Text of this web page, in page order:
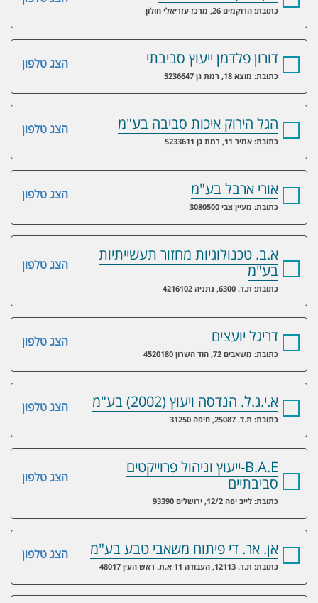
כתובת: הרוקמים 26, מרכז עזריאלי חולון
הצג טלפון דורון פלדמן ייעוץ סביבתי
כתובת: מוצא 18, רמת גן 5236647
הצג טלפון הגל הירוק איכות סביבה בע"מ
כתובת: אמיר 11, רמת גן 5233611
הצג טלפון אורי ארבל בע"מ
כתובת: מעיין צבי 3080500
הצג טלפון
א.ב. טכנולוגיות מחזור תעשייתיות
בע"מ
כתובת: ת.ד. 6300, נתניה 4216102
הצג טלפון דריגל יועצים
כתובת: משאבים 72, הוד השרון 4520180
הצג טלפון א.י.ג.ל. הנדסה ויעוץ (2002) בע"מ
כתובת: ת.ד. 25087, חיפה 31250
הצג טלפון
B.A.E-ייעוץ וניהול פרוייקטים
סביבתיים
כתובת: לייב יפה 12/2, ירושלים 93390
הצג טלפון אן. אר. די פיתוח משאבי טבע בע"מ
כתובת: ת.ד. 12113, העבודה 11 א.ת. ראש העין 48017